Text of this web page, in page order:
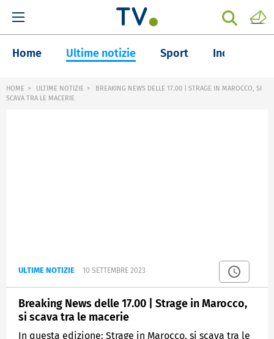
Home Ultime notizie Sport Inchieste
HOME ULTIME NOTIZIE
BREAKING NEWS DELLE 17.00 | STRAGE IN MAROCCO, SI
SCAVA TRA LE MACERIE
ULTIME NOTIZIE 10 SETTEMBRE 2023
Breaking News delle 17.00 | Strage in Marocco,
si scava tra le macerie
In questa edizione: Strage in Marocco, si scava tra le